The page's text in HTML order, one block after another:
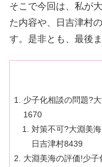
そこで今回は、私が
た内容や、日吉津村
す。是非とも、最後
少子化相談の問題?
1670
対策不可?大淵美
日吉津村8439
大淵美海の評価!少